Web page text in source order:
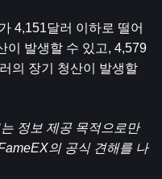
4,151달러 이하로 떨어
이 발생할 수 있고, 4,579
의 장기 청산이 발생할
정보 제공 목적으로만
의 공식 견해를 나